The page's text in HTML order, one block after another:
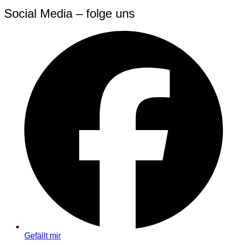
Social Media – folge uns
Gefällt mir